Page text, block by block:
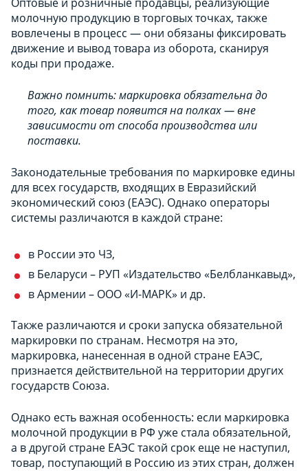
молочную продукцию в торговых точках, также
вовлечены в процесс — они обязаны фиксировать
движение и вывод товара из оборота, сканируя
коды при продаже.
Важно помнить: маркировка обязательна до
того, как товар появится на полках — вне
зависимости от способа производства или
поставки.
Законодательные требования по маркировке едины
для всех государств, входящих в Евразийский
экономический союз (ЕАЭС). Однако операторы
системы различаются в каждой стране:
в России это ЧЗ,
в Беларуси – РУП «Издательство «Белбланкавыд»,
в Армении – ООО «И-МАРК» и др.
Также различаются и сроки запуска обязательной
маркировки по странам. Несмотря на это,
маркировка, нанесенная в одной стране ЕАЭС,
признается действительной на территории других
государств Союза.
Однако есть важная особенность: если маркировка
молочной продукции в РФ уже стала обязательной,
а в другой стране ЕАЭС такой срок еще не наступил,
товар, поступающий в Россию из этих стран, должен